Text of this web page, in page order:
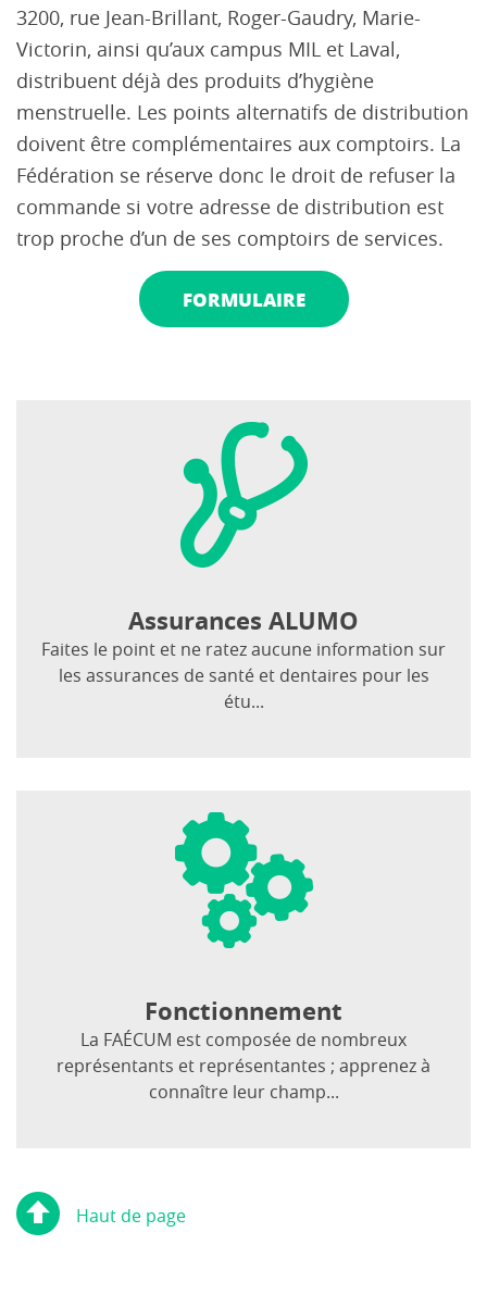
3200, rue Jean-Brillant, Roger-Gaudry, Marie-
Victorin, ainsi qu’aux campus MIL et Laval,
distribuent déjà des produits d’hygiène
menstruelle. Les points alternatifs de distribution
doivent être complémentaires aux comptoirs. La
Fédération se réserve donc le droit de refuser la
commande si votre adresse de distribution est
trop proche d’un de ses comptoirs de services.
FORMULAIRE
Assurances ALUMO
Faites le point et ne ratez aucune information sur
les assurances de santé et dentaires pour les
étu...
Fonctionnement
La FAÉCUM est composée de nombreux
représentants et représentantes ; apprenez à
connaître leur champ...
Haut de page